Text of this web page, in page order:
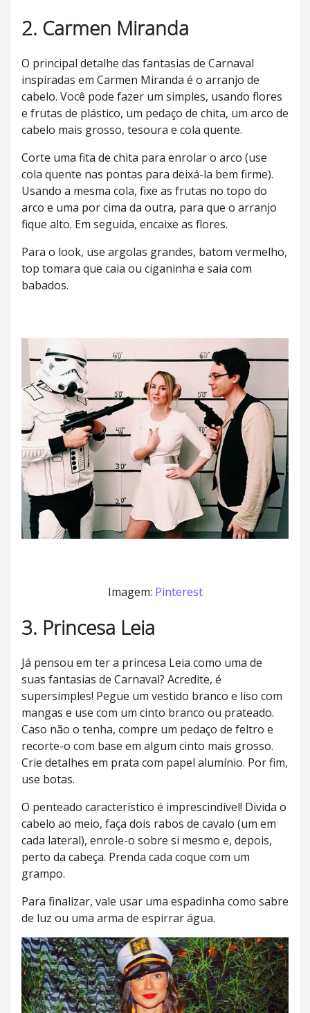
2. Carmen Miranda
O principal detalhe das fantasias de Carnaval
inspiradas em Carmen Miranda é o arranjo de
cabelo. Você pode fazer um simples, usando flores
e frutas de plástico, um pedaço de chita, um arco de
cabelo mais grosso, tesoura e cola quente.
Corte uma fita de chita para enrolar o arco (use
cola quente nas pontas para deixá-la bem firme).
Usando a mesma cola, fixe as frutas no topo do
arco e uma por cima da outra, para que o arranjo
fique alto. Em seguida, encaixe as flores.
Para o look, use argolas grandes, batom vermelho,
top tomara que caia ou ciganinha e saia com
babados.
Imagem: Pinterest
3. Princesa Leia
Já pensou em ter a princesa Leia como uma de
suas fantasias de Carnaval? Acredite, é
supersimples! Pegue um vestido branco e liso com
mangas e use com um cinto branco ou prateado.
Caso não o tenha, compre um pedaço de feltro e
recorte-o com base em algum cinto mais grosso.
Crie detalhes em prata com papel alumínio. Por fim,
use botas.
O penteado característico é imprescindível! Divida o
cabelo ao meio, faça dois rabos de cavalo (um em
cada lateral), enrole-o sobre si mesmo e, depois,
perto da cabeça. Prenda cada coque com um
grampo.
Para finalizar, vale usar uma espadinha como sabre
de luz ou uma arma de espirrar água.